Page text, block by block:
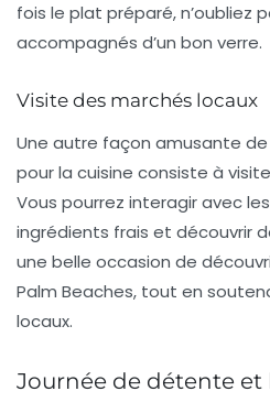
fois le plat préparé, n’oubliez
accompagnés d’un bon verre.
Visite des marchés locaux
Une autre façon amusante
pour la cuisine consiste à
Vous pourrez interagir avec
ingrédients frais et découvrir
une belle occasion de
Palm Beaches, tout en
locaux.
Journée de détente